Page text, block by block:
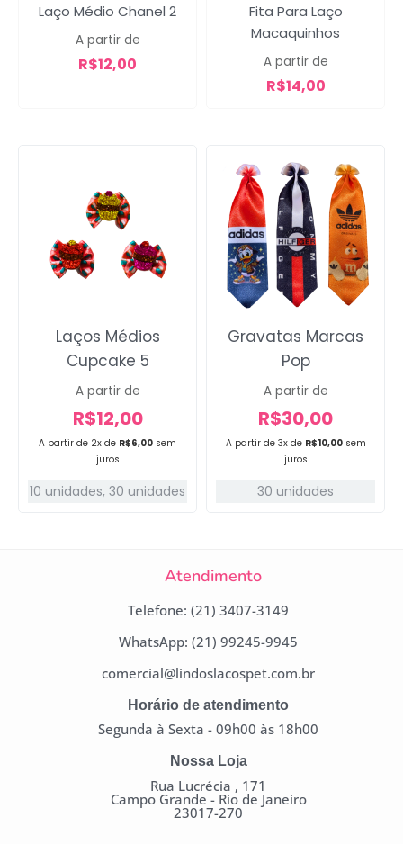
Laço Médio Chanel 2
A partir de
R$12,00
Fita Para Laço
Macaquinhos
A partir de
R$14,00
A partir de 2x de R$6,00 sem
juros
Laços Médios
Cupcake 5
A partir de
R$12,00
10 unidades, 30 unidades
A partir de 3x de R$10,00 sem
juros
Gravatas Marcas
Pop
A partir de
R$30,00
30 unidades
Atendimento
Telefone: (21) 3407-3149
WhatsApp: (21) 99245-9945
comercial@lindoslacospet.com.br
Horário de atendimento
Segunda à Sexta - 09h00 às 18h00
Nossa Loja
Rua Lucrécia , 171
Campo Grande - Rio de Janeiro
23017-270
Campanha lançada com